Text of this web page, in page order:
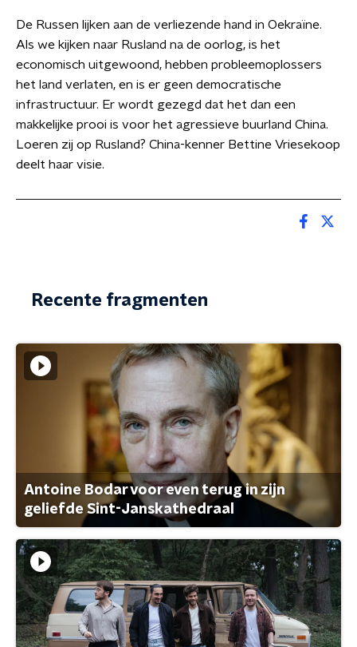
De Russen lijken aan de verliezende hand in Oekraïne.
Als we kijken naar Rusland na de oorlog, is het
economisch uitgewoond, hebben probleemoplossers
het land verlaten, en is er geen democratische
infrastructuur. Er wordt gezegd dat het dan een
makkelijke prooi is voor het agressieve buurland China.
Loeren zij op Rusland? China-kenner Bettine Vriesekoop
deelt haar visie.
Recente fragmenten
Antoine Bodar voor even terug in zijn
geliefde Sint-Janskathedraal